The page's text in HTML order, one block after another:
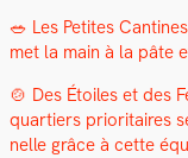
🥗 Les Petites
met la main à la pâte
🍲 Des Étoiles et des
quartiers pri­or­i­taires
nelle grâce à cette